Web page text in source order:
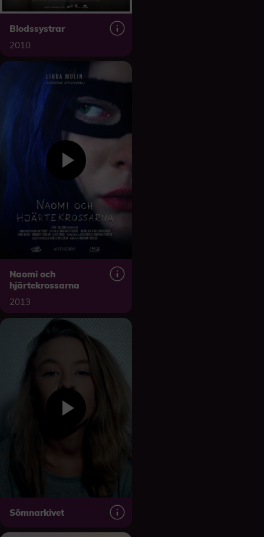
Blodssystrar
2010
Naomi och
hjärtekrossarna
2013
Sömnarkivet